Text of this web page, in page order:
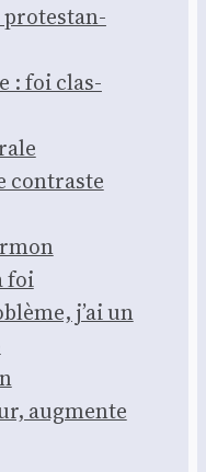
pro­tes­tan­
: foi clas­
contraste
foi
j’ai un
aug­mente